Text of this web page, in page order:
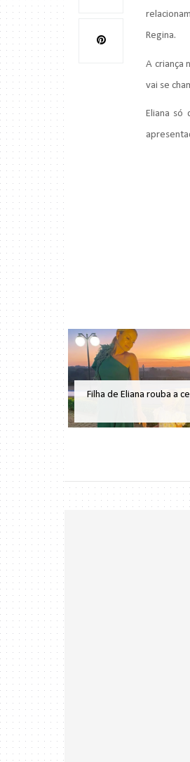
Regina.
A criança
vai se
Eliana só
Filha de Eliana rouba a